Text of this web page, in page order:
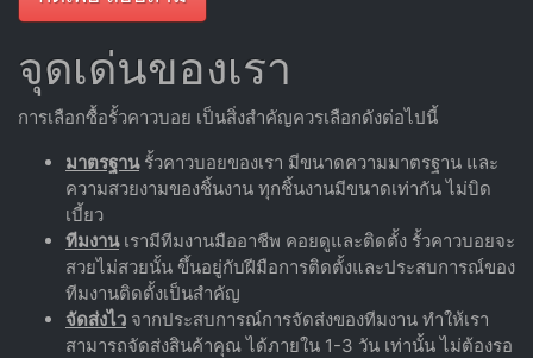
จุดเด่นของเรา
การเลือกซื้อรั้วคาวบอย เป็นสิ่งสำคัญควรเลือกดังต่อไปนี้
มาตรฐานรั้วคาวบอยของเรา มีขนาดความมาตรฐาน และ
ความสวยงามของชิ้นงาน ทุกชิ้นงานมีขนาดเท่ากัน ไม่บิด
เบี้ยว
ทีมงานเรามีทีมงานมืออาชีพ คอยดูและติดตั้ง รั้วคาวบอยจะ
สวยไม่สวยนั้น ขึ้นอยู่กับฝีมือการติดตั้งและประสบการณ์ของ
ทีมงานติดตั้งเป็นสำคัญ
จัดส่งไว จากประสบการณ์การจัดส่งของทีมงาน ทำให้เรา
สามารถจัดส่งสินค้าคุณ ได้ภายใน 1-3 วัน เท่านั้น ไม่ต้องรอ